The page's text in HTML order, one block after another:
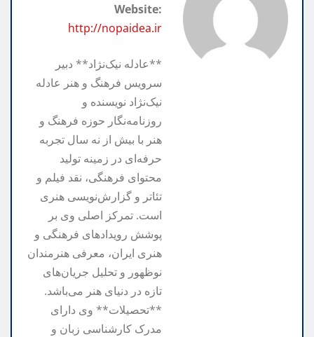
ke
Website:
http://nopaidea.ir
**عادله نیک‌نژاد** دبیر
سرویس فرهنگ و هنر عادله
نیک‌نژاد نویسنده و
روزنامه‌نگار حوزه فرهنگ و
هنر با بیش از نه سال تجربه
حرفه‌ای در زمینه تولید
محتوای فرهنگی، نقد فیلم و
تئاتر و گزارش‌نویسی هنری
است. تمرکز اصلی وی بر
پوشش رویدادهای فرهنگی و
هنری ایران، معرفی هنرمندان
نوظهور و تحلیل جریان‌های
تازه در دنیای هنر می‌باشد.
**تحصیلات** وی دارای
مدرک کارشناسی زبان و